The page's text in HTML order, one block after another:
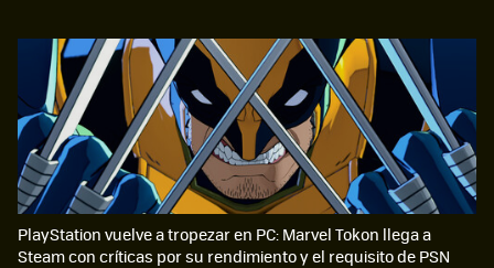
PlayStation vuelve a tropezar en PC: Marvel Tokon llega a
Steam con críticas por su rendimiento y el requisito de PSN